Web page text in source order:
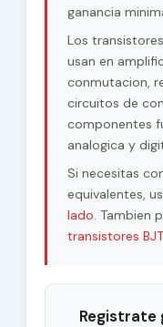
Maximum
(Pc)
Forward Current
Transfer Ratio
(hFE), MIN
ganancia
Los
usan en
conmutacion,
circuitos de
componentes
analogica y
Si necesitas
equivalentes,
lado. Tambien
transistores BJT
Registrate